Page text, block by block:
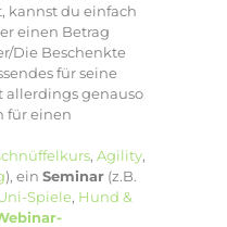
kannst du einfach
einen Betrag
Die Beschenkte
für seine
allerdings genauso
für einen
, Agility,
), ein Seminar (z.B.
Spiele, Hund &